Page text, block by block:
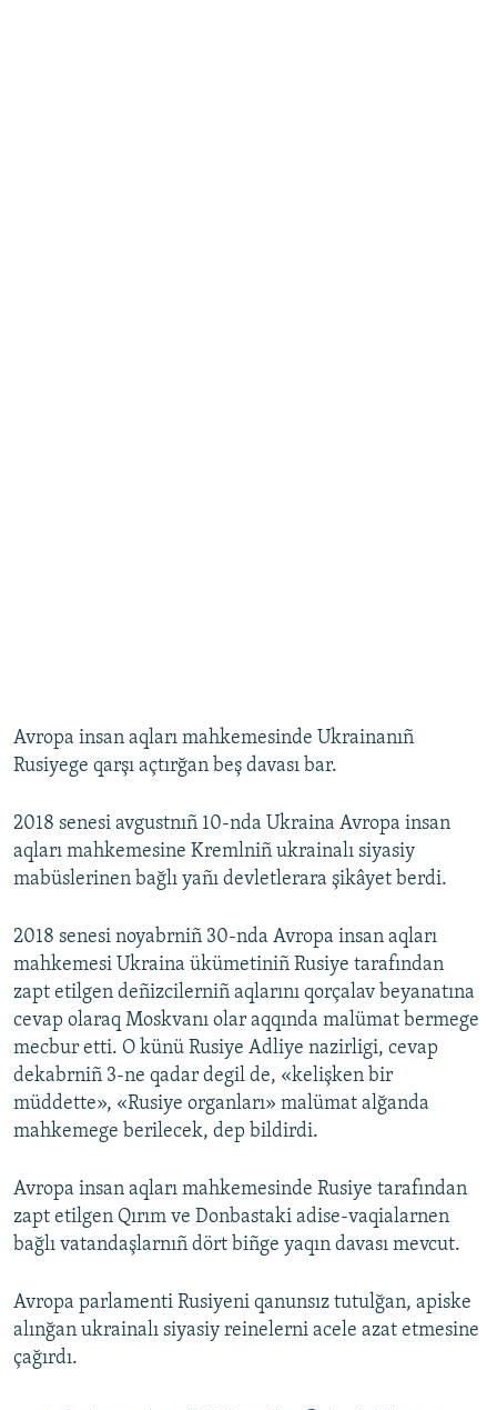
Avropa insan aqları mahkemesinde Ukrainanıñ
Rusiyege qarşı açtırğan beş davası bar.
2018 senesi avgustnıñ 10-nda Ukraina Avropa insan
aqları mahkemesine Kremlniñ ukrainalı siyasiy
mabüslerinen bağlı yañı devletlerara şikâyet berdi.
2018 senesi noyabrniñ 30-nda Avropa insan aqları
mahkemesi Ukraina ükümetiniñ Rusiye tarafından
zapt etilgen deñizcilerniñ aqlarını qorçalav beyanatına
cevap olaraq Moskvanı olar aqqında malümat bermege
mecbur etti. O künü Rusiye Adliye nazirligi, cevap
dekabrniñ 3-ne qadar degil de, «kelişken bir
müddette», «Rusiye organları» malümat alğanda
mahkemege berilecek, dep bildirdi.
Avropa insan aqları mahkemesinde Rusiye tarafından
zapt etilgen Qırım ve Donbastaki adise-vaqialarnen
bağlı vatandaşlarnıñ dört biñge yaqın davası mevcut.
Avropa parlamenti Rusiyeni qanunsız tutulğan, apiske
alınğan ukrainalı siyasiy reinelerni acele azat etmesine
çağırdı.